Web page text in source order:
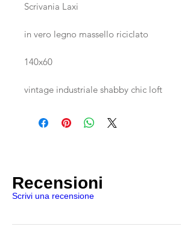
Scrivania Laxi
in vero legno massello riciclato
140x60
vintage industriale shabby chic loft
Recensioni
Scrivi una recensione